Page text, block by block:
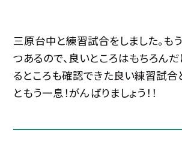
三原台中と練習試合をしました。も
つあるので、良いところはもちろん
るところも確認できた良い練習試合
ともう一息！がんばりましょう！！